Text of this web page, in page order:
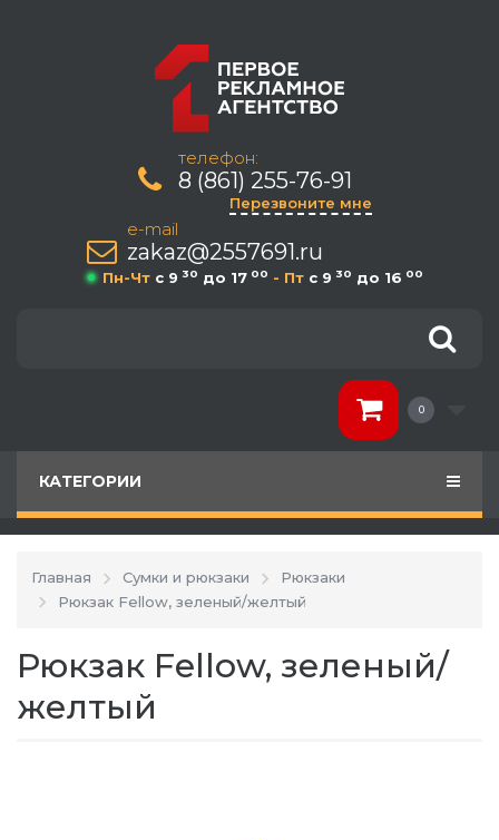
телефон:
8 (861) 255-76-91
Перезвоните мне
e-mail
zakaz@2557691.ru
Пн-Чт c 9 30 до 17 00 - Пт c 9 30 до 16 00
0
КАТЕГОРИИ
Главная Сумки и рюкзаки
Рюкзаки
Рюкзак Fellow, зеленый/желтый
Рюкзак Fellow, зеленый/
желтый